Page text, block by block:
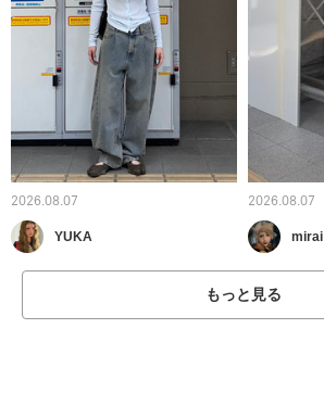
2026.08.07
YUKA
2026.08.07
mirai
もっと見る